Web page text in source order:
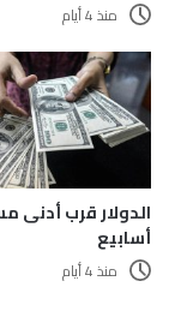
منذ 4 أيام
أسابيع
منذ 4 أيام